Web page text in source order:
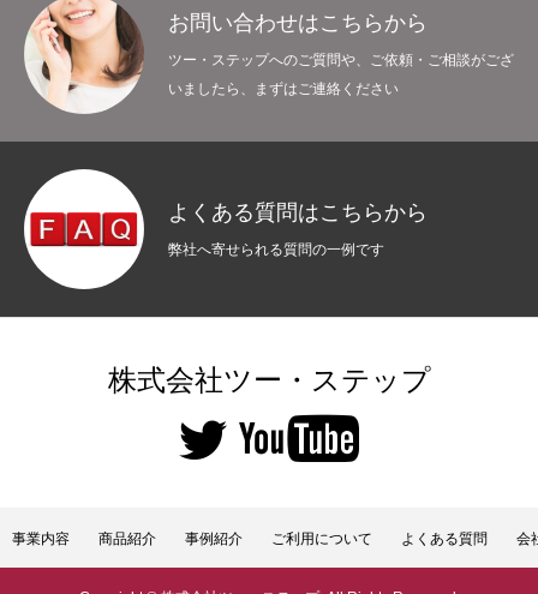
お問い合わせはこちらから
ツー・ステップへのご質問や、ご依頼・ご相談がござ
いましたら、まずはご連絡ください
よくある質問はこちらから
弊社へ寄せられる質問の一例です
株式会社ツー・ステップ
事業内容 商品紹介 事例紹介 ご利用について よくある質問 会